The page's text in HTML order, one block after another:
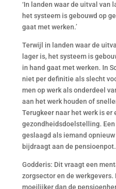
‘In landen waar de uitval van
het systeem is gebouwd op
gaat met werken.’
Terwijl in landen waar de
lager is, het systeem is
in hand gaat met werken. In
niet per definitie als slecht
men op werk als onderdeel
aan het werk houden of
Terugkeer naar het werk is er
gezondheidsdoelstelling.
geslaagd als iemand
bijdraagt aan de
Godderis: Dit vraagt een
zorgsector en de werkgevers.
moeilijker dan de